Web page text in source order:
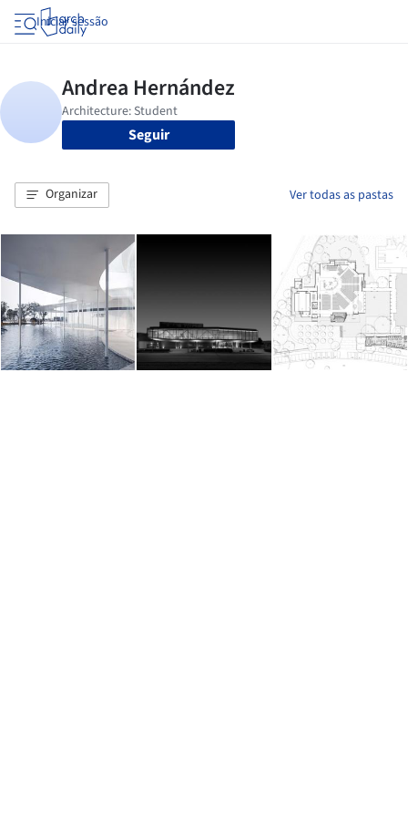
Iniciar sessão
Seguir
Organizar Ver todas as pastas